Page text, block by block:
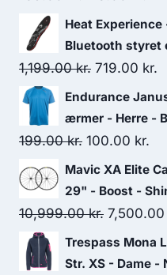
price
was:
169.00 kr..
is:
Heat
Bluetooth styret
1,199.00kr. Original
price
was:
1,199.00 kr..
719.00 kr.
Endurance
ærmer - Herre -
199.00kr. Original
price
was:
199.00 kr..
100.00 kr.
is:
Mavic XA Elite
29" - Boost -
10,999.00kr. Original
price
was:
7,500.00
Trespass Mona
Str. XS - Dame -